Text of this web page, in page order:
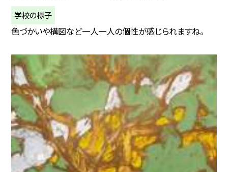
学校の様子
色づかいや構図など一人一人の個性が感じられますね。